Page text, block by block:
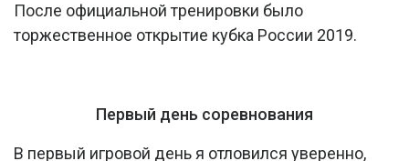
После официальной тренировки было
торжественное открытие кубка России 2019.
Первый день соревнования
В первый игровой день я отловился уверенно,